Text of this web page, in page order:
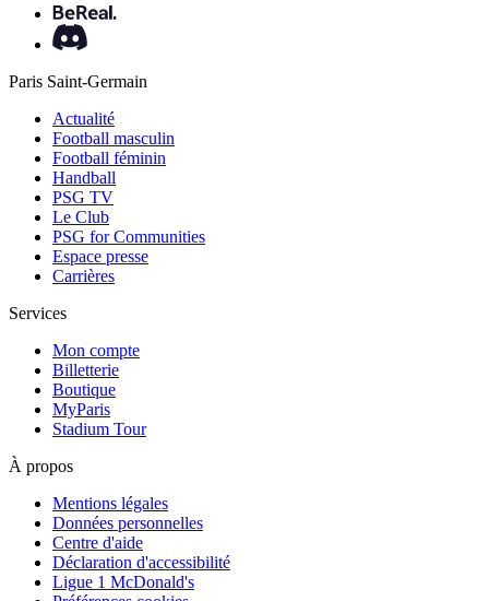
Paris Saint-Germain
Actualité
Football masculin
Football féminin
Handball
PSG TV
Le Club
PSG for Communities
Espace presse
Carrières
Services
Mon compte
Billetterie
Boutique
MyParis
Stadium Tour
À propos
Mentions légales
Données personnelles
Centre d'aide
Déclaration d'accessibilité
Ligue 1 McDonald's